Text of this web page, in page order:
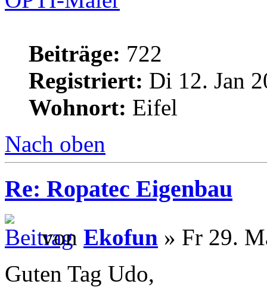
Beiträge: 722
Registriert: Di 12. Jan
Wohnort: Eifel
Nach oben
Re: Ropatec Eigenbau
von Ekofun » Fr 29.
Guten Tag Udo,